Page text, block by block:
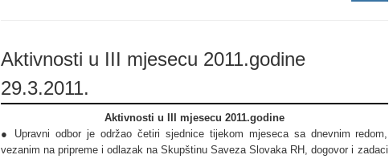
Aktivnosti u III mjesecu 2011.godine
29.3.2011.
Aktivnosti u III mjesecu 2011.godine
● Upravni odbor je održao četiri sjednice tijekom mjeseca sa dnevnim redom,
vezanim na pripreme i odlazak na Skupštinu Saveza Slovaka RH, dogovor i zadaci